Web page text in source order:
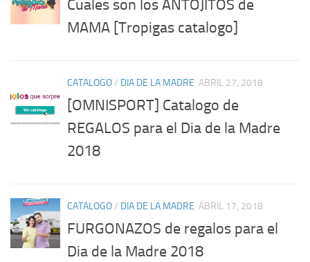
Cuales son los ANTOJITOS de
MAMA [Tropigas catalogo]
CATALOGO/ DIA DE LA MADRE ABRIL 27, 2018
[OMNISPORT] Catalogo de
REGALOS para el Dia de la Madre
2018
CATALOGO/ DIA DE LA MADRE ABRIL 17, 2018
FURGONAZOS de regalos para el
Dia de la Madre 2018